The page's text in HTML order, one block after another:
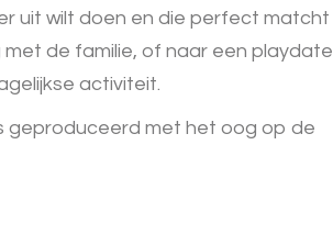
uit wilt doen en die perfect matcht
de familie, of naar een playdate
activiteit.
geproduceerd met het oog op de